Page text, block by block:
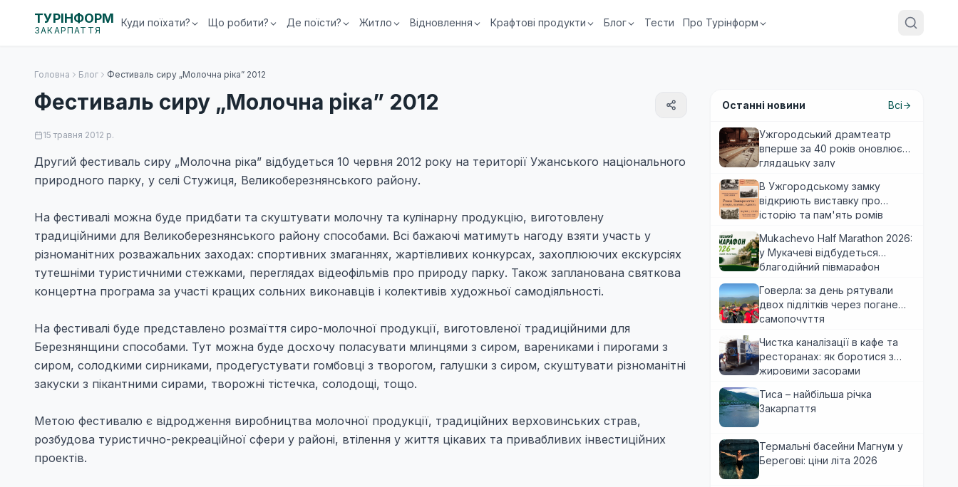
ТУРІНФОРМ
ЗАКАРПАТТЯ
Куди поїхати? Що робити? Де поїсти? Житло Відновлення Крафтові продукти Блог Тести Про Турінформ
Головна Блог Фестиваль сиру „Молочна ріка” 2012
Фестиваль сиру „Молочна ріка” 2012
15 травня 2012 р.
Другий фестиваль сиру „Молочна ріка” відбудеться 10 червня 2012 року на території Ужанського національного
природного парку, у селі Стужиця, Великоберезнянського району.
На фестивалі можна буде придбати та скуштувати молочну та кулінарну продукцію, виготовлену
традиційними для Великоберезнянського району способами. Всі бажаючі матимуть нагоду взяти участь у
різноманітних розважальних заходах: спортивних змаганнях, жартівливих конкурсах, захоплюючих екскурсіях
тутешніми туристичними стежками, переглядах відеофільмів про природу парку. Також запланована святкова
концертна програма за участі кращих сольних виконавців і колективів художньої самодіяльності.
На фестивалі буде представлено розмаїття сиро-молочної продукції, виготовленої традиційними для
Березнянщини способами. Тут можна буде досхочу поласувати млинцями з сиром, варениками і пирогами з
сиром, солодкими сирниками, продегустувати гомбовці з творогом, галушки з сиром, скуштувати різноманітні
закуски з пікантними сирами, творожні тістечка, солодощі, тощо.
Метою фестивалю є відродження виробництва молочної продукції, традиційних верховинських страв,
розбудова туристично-рекреаційної сфери у районі, втілення у життя цікавих та привабливих інвестиційних
проектів.
Останні новини Всі
Ужгородський драмтеатр
вперше за 40 років оновлює
глядацьку залу
В Ужгородському замку
відкриють виставку про
історію та пам'ять ромів
Mukachevo Half Marathon 2026:
у Мукачеві відбудеться
благодійний півмарафон
Говерла: за день рятували
двох підлітків через погане
самопочуття
Чистка каналізації в кафе та
ресторанах: як боротися з
жировими засорами
Тиса – найбільша річка
Закарпаття
Термальні басейни Магнум у
Берегові: ціни літа 2026